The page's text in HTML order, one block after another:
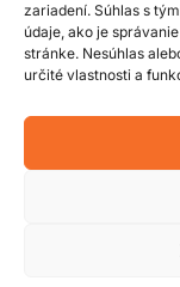
zariadení. Súhlas s
údaje, ako je
stránke. Nesúhlas
určité vlastnosti a